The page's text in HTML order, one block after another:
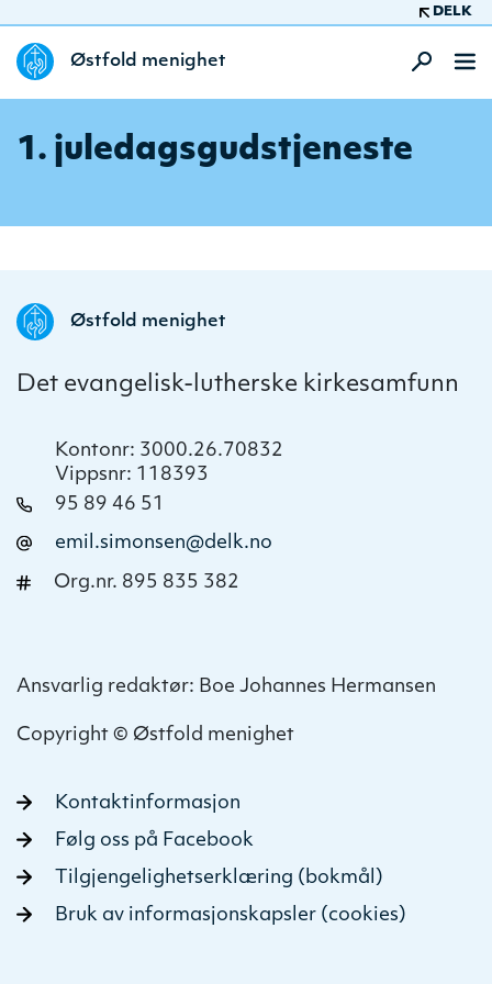
DELK
Østfold menighet
1. juledagsgudstjeneste
Østfold menighet
Det evangelisk-lutherske kirkesamfunn
Kontonr: 3000.26.70832
Vippsnr: 118393
95 89 46 51
emil.simonsen@delk.no
Org.nr. 895 835 382
Ansvarlig redaktør: Boe Johannes Hermansen
Copyright © Østfold menighet
Kontaktinformasjon
Følg oss på Facebook
Tilgjengelighetserklæring (bokmål)
Bruk av informasjonskapsler (cookies)